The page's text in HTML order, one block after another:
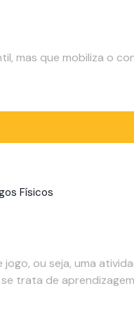
mas que mobiliza o
Físicos
ou seja, uma
trata de